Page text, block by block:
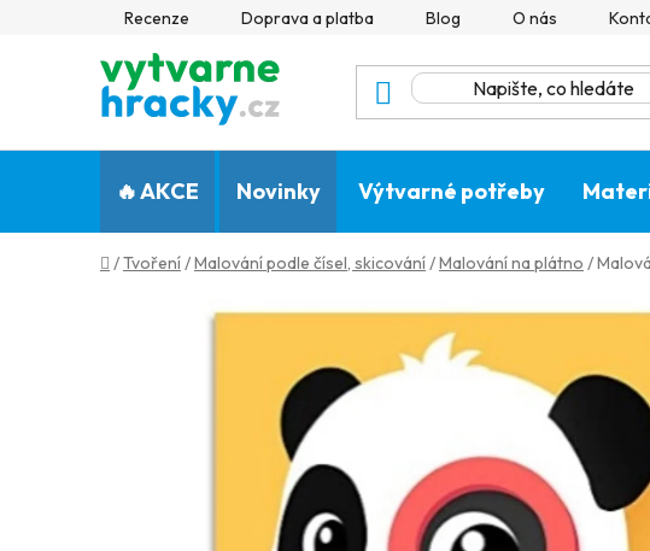
Recenze Doprava a platba Blog O nás
🔥 AKCE Novinky Výtvarné potřeby
Domů
/Tvoření/Malování podle čísel, skicování/Malování na plátno /